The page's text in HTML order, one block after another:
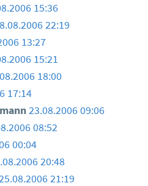
15:36
22:19
13:27
15:21
18:00
17:14
23.08.2006 09:06
08:52
00:04
20:48
21:19